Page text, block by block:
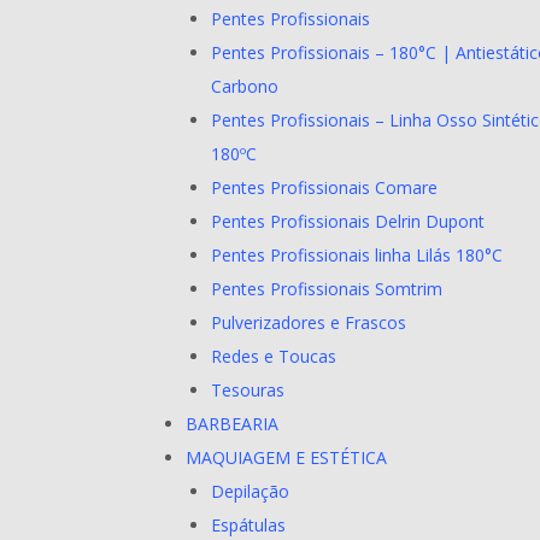
Pentes Profissionais
Pentes Profissionais – 180°C |
Carbono
Pentes Profissionais – Linha Osso
180ºC
Pentes Profissionais Comare
Pentes Profissionais Delrin Dupont
Pentes Profissionais linha Lilás 180°C
Pentes Profissionais Somtrim
Pulverizadores e Frascos
Redes e Toucas
Tesouras
BARBEARIA
MAQUIAGEM E ESTÉTICA
Depilação
Espátulas